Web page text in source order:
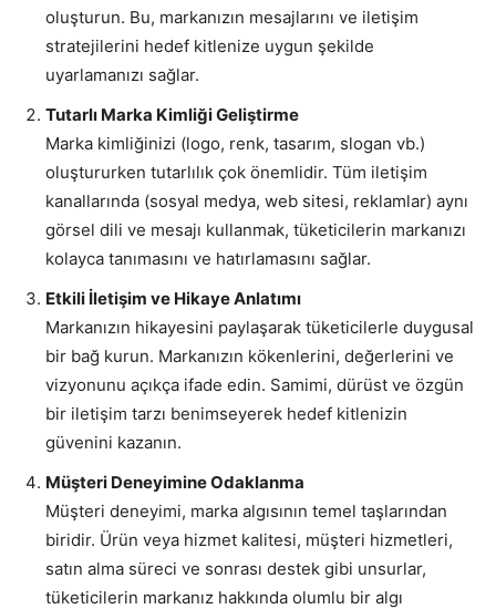
oluşturun. Bu, markanızın mesajlarını ve iletişim
stratejilerini hedef kitlenize uygun şekilde
uyarlamanızı sağlar.
Tutarlı Marka Kimliği Geliştirme
Marka kimliğinizi (logo, renk, tasarım, slogan vb.)
oluştururken tutarlılık çok önemlidir. Tüm iletişim
kanallarında (sosyal medya, web sitesi, reklamlar) aynı
görsel dili ve mesajı kullanmak, tüketicilerin markanızı
kolayca tanımasını ve hatırlamasını sağlar.
Etkili İletişim ve Hikaye Anlatımı
Markanızın hikayesini paylaşarak tüketicilerle duygusal
bir bağ kurun. Markanızın kökenlerini, değerlerini ve
vizyonunu açıkça ifade edin. Samimi, dürüst ve özgün
bir iletişim tarzı benimseyerek hedef kitlenizin
güvenini kazanın.
Müşteri Deneyimine Odaklanma
Müşteri deneyimi, marka algısının temel taşlarından
biridir. Ürün veya hizmet kalitesi, müşteri hizmetleri,
satın alma süreci ve sonrası destek gibi unsurlar,
tüketicilerin markanız hakkında olumlu bir algı